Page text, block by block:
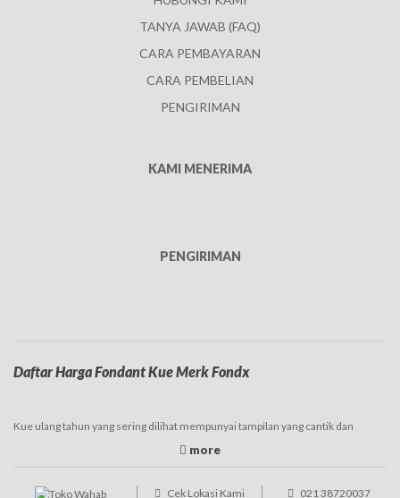
TANYA JAWAB (FAQ)
CARA PEMBAYARAN
CARA PEMBELIAN
PENGIRIMAN
KAMI MENERIMA
PENGIRIMAN
Daftar Harga Fondant Kue Merk Fondx
Kue ulang tahun yang sering dilihat mempunyai tampilan yang cantik dan
hiasan yang digunakan pada kue. Fondant sendiri merupakan jenis adonan yang
tart, kue kering, dan juga manisan. Jenis fondant ada dua yaitu fondant icing dan
Cek Lokasi Kami 021 38720037